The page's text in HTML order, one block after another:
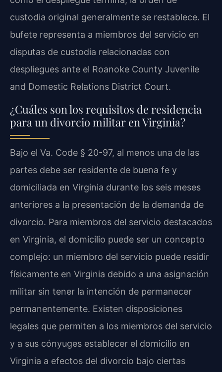
custodia original generalmente se restablece. El
bufete representa a miembros del servicio en
disputas de custodia relacionadas con
despliegues ante el Roanoke County Juvenile
and Domestic Relations District Court.
¿Cuáles son los requisitos de residencia
para un divorcio militar en Virginia?
Bajo el Va. Code § 20-97, al menos una de las
partes debe ser residente de buena fe y
domiciliada en Virginia durante los seis meses
anteriores a la presentación de la demanda de
divorcio. Para miembros del servicio destacados
en Virginia, el domicilio puede ser un concepto
complejo: un miembro del servicio puede residir
físicamente en Virginia debido a una asignación
militar sin tener la intención de permanecer
permanentemente. Existen disposiciones
legales que permiten a los miembros del servicio
y a sus cónyuges establecer el domicilio en
Virginia a efectos del divorcio bajo ciertas